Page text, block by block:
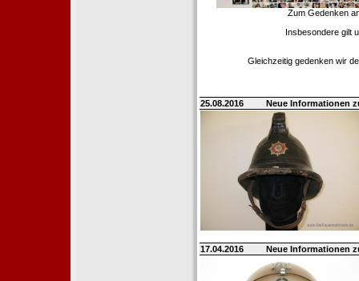
Zum Gedenken
Insbesondere gilt
Gleichzeitig gedenken wir
25.08.2016 Neue Informationen
17.04.2016 Neue Informationen